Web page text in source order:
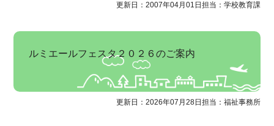
更新日：2007年04月01日 担当：学校教育課
ルミエールフェスタ２０２６のご案内
更新日：2026年07月28日 担当：福祉事務所